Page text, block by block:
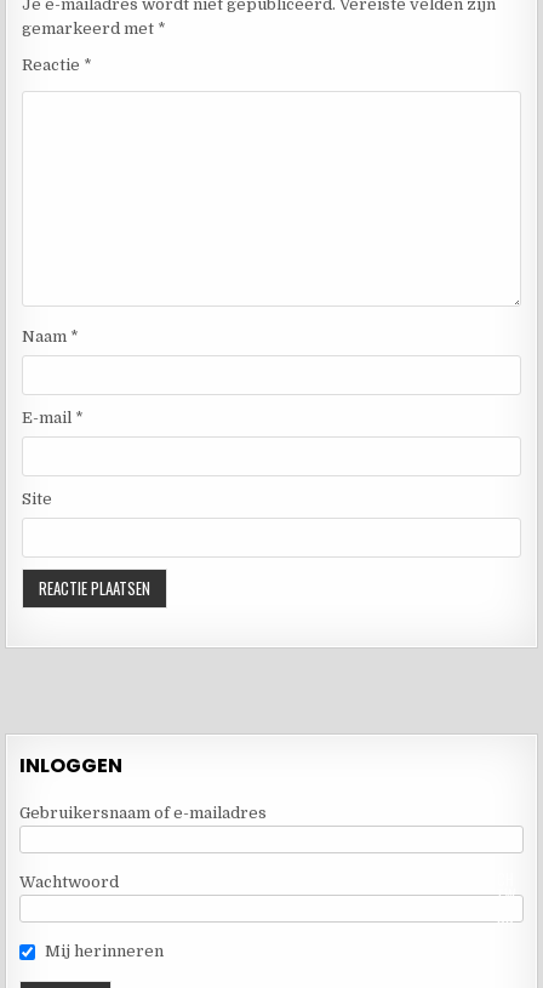
Je e-mailadres wordt niet gepubliceerd. Vereiste velden zijn
gemarkeerd met *
Reactie *
Naam *
E-mail *
Site
INLOGGEN
Gebruikersnaam of e-mailadres
Wachtwoord
Mij herinneren